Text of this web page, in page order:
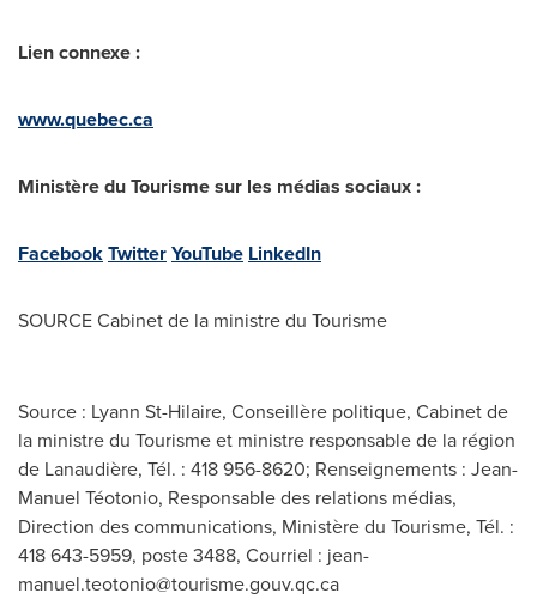
Lien connexe :
www.quebec.ca
Ministère du Tourisme sur les médias sociaux :
FacebookTwitterYouTube LinkedIn
SOURCE Cabinet de la ministre du Tourisme
Source : Lyann St-Hilaire, Conseillère politique, Cabinet de
la ministre du Tourisme et ministre responsable de la région
de Lanaudière, Tél. : 418 956-8620; Renseignements : Jean-
Manuel Téotonio, Responsable des relations médias,
Direction des communications, Ministère du Tourisme, Tél. :
418 643-5959, poste 3488, Courriel : jean-
manuel.teotonio@tourisme.gouv.qc.ca